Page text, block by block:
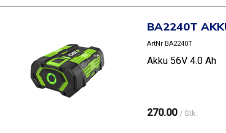
BA2240T
ArtNr BA2240T
Akku 56V 4.0 Ah
270.00 / Stk.